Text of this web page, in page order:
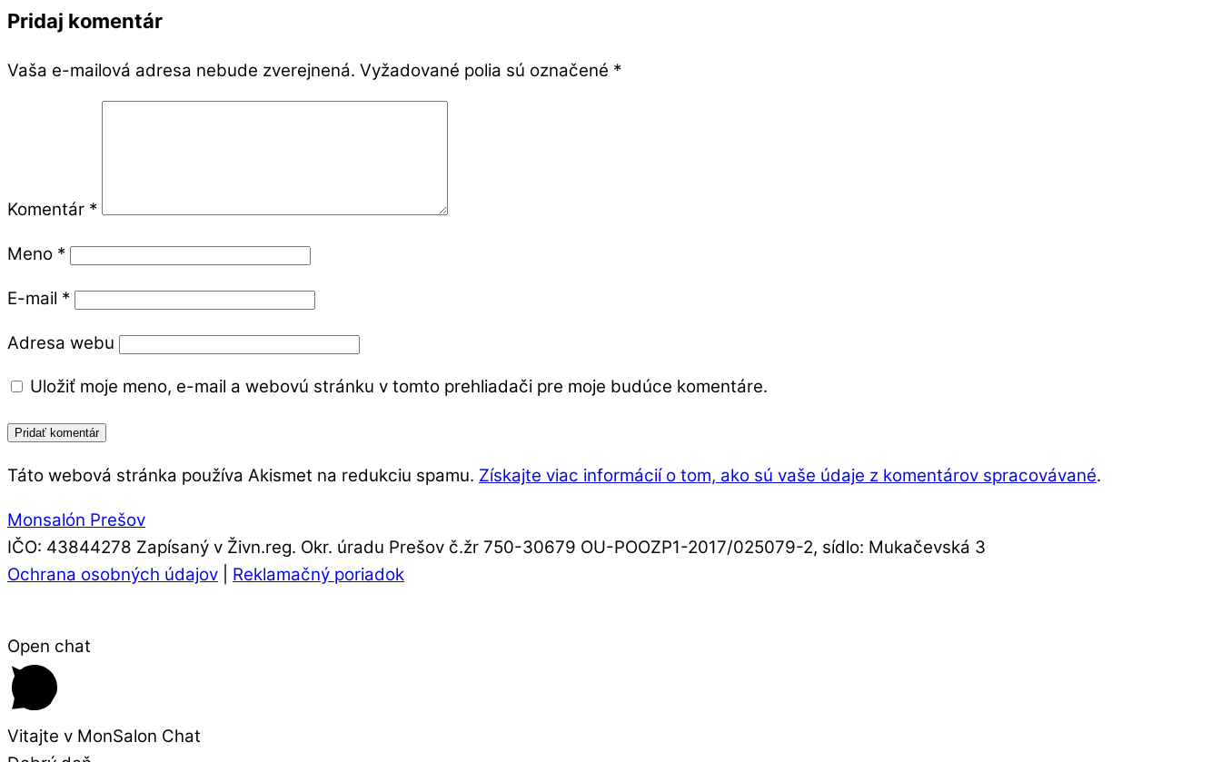
Pridaj komentár
Vaša e-mailová adresa nebude zverejnená. Vyžadované polia sú označené *
Komentár *
Meno *
E-mail *
Adresa webu
Uložiť moje meno, e-mail a webovú stránku v tomto prehliadači pre moje budúce komentáre.
Táto webová stránka používa Akismet na redukciu spamu. Získajte viac informácií o tom, ako sú vaše údaje z komentárov spracovávané.
Monsalón Prešov
IČO: 43844278 Zapísaný v Živn.reg. Okr. úradu Prešov č.žr 750-30679 OU-POOZP1-2017/025079-2, sídlo: Mukačevská 3
Ochrana osobných údajov
Reklamačný poriadok
Open chat
Vitajte v MonSalon Chat